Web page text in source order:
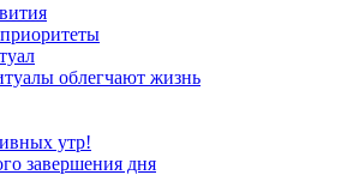
облегчают жизнь
утр!
завершения дня